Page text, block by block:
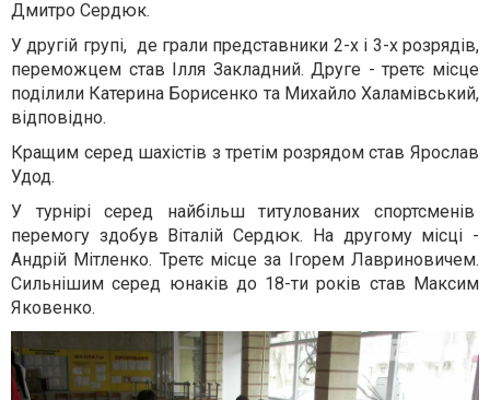
Дмитро Сердюк.
У другій групі, де грали представники 2-х і 3-х розрядів,
переможцем став Ілля Закладний. Друге - третє місце
поділили Катерина Борисенко та Михайло Халамівський,
відповідно.
Кращим серед шахістів з третім розрядом став Ярослав
Удод.
У турнірі серед найбільш титулованих спортсменів
перемогу здобув Віталій Сердюк. На другому місці -
Андрій Мітленко. Третє місце за Ігорем Лавриновичем.
Сильнішим серед юнаків до 18-ти років став Максим
Яковенко.